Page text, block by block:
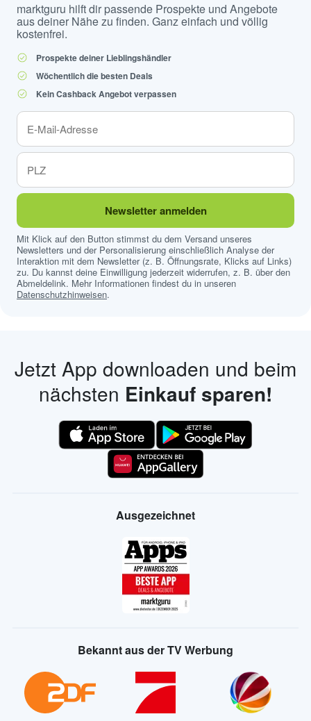
marktguru hilft dir passende Prospekte und Angebote
aus deiner Nähe zu finden. Ganz einfach und völlig
kostenfrei.
Prospekte deiner Lieblingshändler
Wöchentlich die besten Deals
Kein Cashback Angebot verpassen
Newsletter anmelden
Mit Klick auf den Button stimmst du dem Versand unseres
Newsletters und der Personalisierung einschließlich Analyse der
Interaktion mit dem Newsletter (z. B. Öffnungsrate, Klicks auf Links)
zu. Du kannst deine Einwilligung jederzeit widerrufen, z. B. über den
Abmeldelink. Mehr Informationen findest du in unseren
Datenschutzhinweisen.
Jetzt App downloaden und beim
nächsten Einkauf sparen!
Ausgezeichnet
Bekannt aus der TV Werbung